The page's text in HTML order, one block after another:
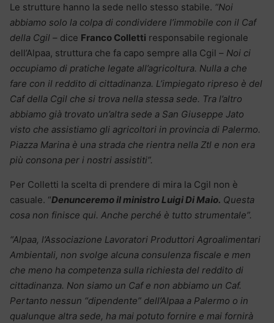
Le strutture hanno la sede nello stesso stabile. “Noi
abbiamo solo la colpa di condividere l’immobile con il Caf
della Cgil – dice Franco Colletti responsabile regionale
dell’Alpaa, struttura che fa capo sempre alla Cgil – Noi ci
occupiamo di pratiche legate all’agricoltura. Nulla a che
fare con il reddito di cittadinanza. L’impiegato ripreso è del
Caf della Cgil che si trova nella stessa sede. Tra l’altro
abbiamo già trovato un’altra sede a San Giuseppe Jato
visto che assistiamo gli agricoltori in provincia di Palermo.
Piazza Marina è una strada che rientra nella Ztl e non era
più consona per i nostri assistiti”.
Per Colletti la scelta di prendere di mira la Cgil non è
casuale. “Denunceremo il ministro Luigi Di Maio. Questa
cosa non finisce qui. Anche perché è tutto strumentale”.
“Alpaa, l’Associazione Lavoratori Produttori Agroalimentari
Ambientali, non svolge alcuna consulenza fiscale e men
che meno ha competenza sulla richiesta del reddito di
cittadinanza. Non siamo un Caf e non abbiamo un Caf.
Pertanto nessun “dipendente” dell’Alpaa a Palermo o in
qualunque altra sede, ha mai potuto fornire e mai fornirà